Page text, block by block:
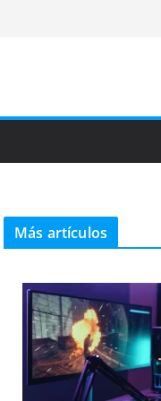
Más artículos